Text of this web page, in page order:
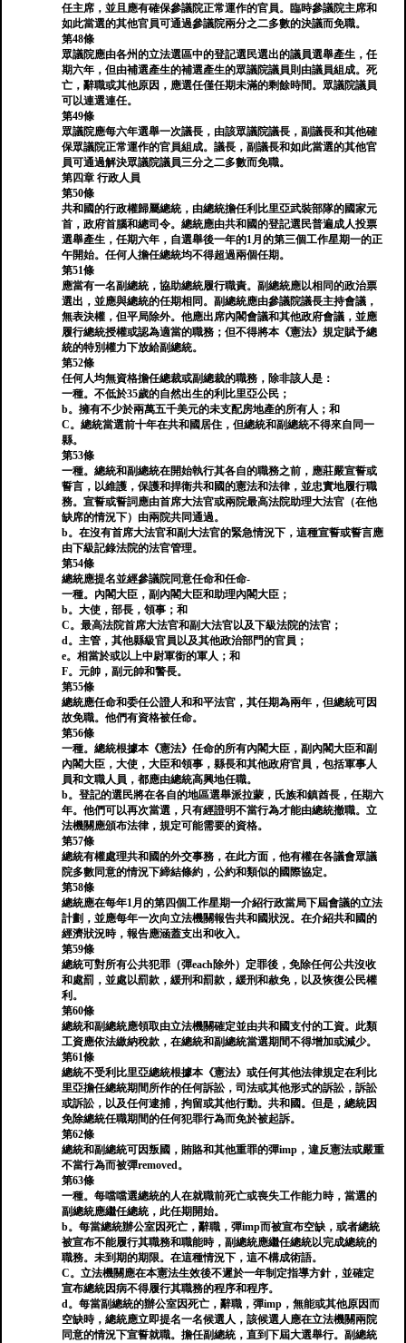
任主席，並且應有確保參議院正常運作的官員。臨時參議院主席和
如此當選的其他官員可通過參議院兩分之二多數的決議而免職。
第48條
眾議院應由各州的立法選區中的登記選民選出的議員選舉產生，任
期六年，但由補選產生的補選產生的眾議院議員則由議員組成。死
亡，辭職或其他原因，應選任僅任期未滿的剩餘時間。眾議院議員
可以連選連任。
第49條
眾議院應每六年選舉一次議長，由該眾議院議長，副議長和其他確
保眾議院正常運作的官員組成。議長，副議長和如此當選的其他官
員可通過解決眾議院議員三分之二多數而免職。
第四章 行政人員
第50條
共和國的行政權歸屬總統，由總統擔任利比里亞武裝部隊的國家元
首，政府首腦和總司令。總統應由共和國的登記選民普遍成人投票
選舉產生，任期六年，自選舉後一年的1月的第三個工作星期一的正
午開始。任何人擔任總統均不得超過兩個任期。
第51條
應當有一名副總統，協助總統履行職責。副總統應以相同的政治票
選出，並應與總統的任期相同。副總統應由參議院議長主持會議，
無表決權，但平局除外。他應出席內閣會議和其他政府會議，並應
履行總統授權或認為適當的職務；但不得將本《憲法》規定賦予總
統的特別權力下放給副總統。
第52條
任何人均無資格擔任總裁或副總裁的職務，除非該人是：
一種。不低於35歲的自然出生的利比里亞公民；
b。擁有不少於兩萬五千美元的未支配房地產的所有人；和
C。總統當選前十年在共和國居住，但總統和副總統不得來自同一
縣。
第53條
一種。總統和副總統在開始執行其各自的職務之前，應莊嚴宣誓或
誓言，以維護，保護和捍衛共和國的憲法和法律，並忠實地履行職
務。宣誓或誓詞應由首席大法官或兩院最高法院助理大法官（在他
缺席的情況下）由兩院共同通過。
b。在沒有首席大法官和副大法官的緊急情況下，這種宣誓或誓言應
由下級記錄法院的法官管理。
第54條
總統應提名並經參議院同意任命和任命-
一種。內閣大臣，副內閣大臣和助理內閣大臣；
b。大使，部長，領事；和
C。最高法院首席大法官和副大法官以及下級法院的法官；
d。主管，其他縣級官員以及其他政治部門的官員；
e。相當於或以上中尉軍銜的軍人；和
F。元帥，副元帥和警長。
第55條
總統應任命和委任公證人和和平法官，其任期為兩年，但總統可因
故免職。他們有資格被任命。
第56條
一種。總統根據本《憲法》任命的所有內閣大臣，副內閣大臣和副
內閣大臣，大使，大臣和領事，縣長和其他政府官員，包括軍事人
員和文職人員，都應由總統高興地任職。
b。登記的選民將在各自的地區選舉派拉蒙，氏族和鎮酋長，任期六
年。他們可以再次當選，只有經證明不當行為才能由總統撤職。立
法機關應頒布法律，規定可能需要的資格。
第57條
總統有權處理共和國的外交事務，在此方面，他有權在各議會眾議
院多數同意的情況下締結條約，公約和類似的國際協定。
第58條
總統應在每年1月的第四個工作星期一介紹行政當局下屆會議的立法
計劃，並應每年一次向立法機關報告共和國狀況。在介紹共和國的
經濟狀況時，報告應涵蓋支出和收入。
第59條
總統可對所有公共犯罪（彈each除外）定罪後，免除任何公共沒收
和處罰，並處以罰款，緩刑和罰款，緩刑和赦免，以及恢復公民權
利。
第60條
總統和副總統應領取由立法機關確定並由共和國支付的工資。此類
工資應依法繳納稅款，在總統和副總統當選期間不得增加或減少。
第61條
總統不受利比里亞總統根據本《憲法》或任何其他法律規定在利比
里亞擔任總統期間所作的任何訴訟，司法或其他形式的訴訟，訴訟
或訴訟，以及任何逮捕，拘留或其他行動。共和國。但是，總統因
免除總統任職期間的任何犯罪行為而免於被起訴。
第62條
總統和副總統可因叛國，賄賂和其他重罪的彈imp，違反憲法或嚴重
不當行為而被彈removed。
第63條
一種。每噹噹選總統的人在就職前死亡或喪失工作能力時，當選的
副總統應繼任總統，此任期開始。
b。每當總統辦公室因死亡，辭職，彈imp而被宣布空缺，或者總統
被宣布不能履行其職務和職能時，副總統應繼任總統以完成總統的
職務。未到期的期限。在這種情況下，這不構成術語。
C。立法機關應在本憲法生效後不遲於一年制定指導方針，並確定
宣布總統因病不得履行其職務的程序和程序。
d。每當副總統的辦公室因死亡，辭職，彈imp，無能或其他原因而
空缺時，總統應立即提名一名候選人，該候選人應在立法機關兩院
同意的情況下宣誓就職。擔任副總統，直到下屆大選舉行。副總統